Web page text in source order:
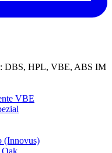
DBS, HPL, VBE, ABS IM
VBE
(Innovus)